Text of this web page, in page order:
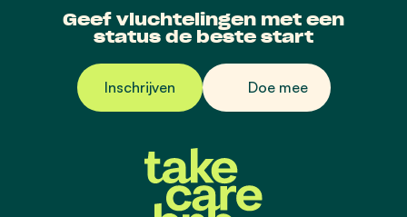
Geef vluchtelingen met een
status de beste start
Inschrijven Doe mee